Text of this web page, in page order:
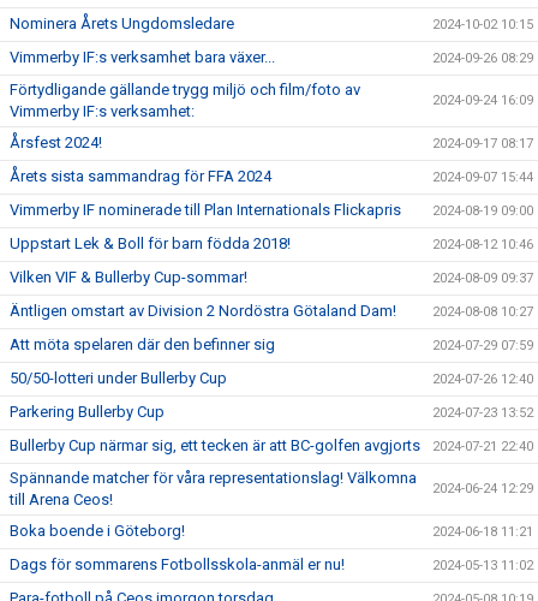
Nominera Årets Ungdomsledare 2024-10-02 10:15
Vimmerby IF:s verksamhet bara växer... 2024-09-26 08:29
Förtydligande gällande trygg miljö och film/foto av
Vimmerby IF:s verksamhet:
2024-09-24 16:09
Årsfest 2024! 2024-09-17 08:17
Årets sista sammandrag för FFA 2024 2024-09-07 15:44
Vimmerby IF nominerade till Plan Internationals Flickapris 2024-08-19 09:00
Uppstart Lek & Boll för barn födda 2018! 2024-08-12 10:46
Vilken VIF & Bullerby Cup-sommar! 2024-08-09 09:37
Äntligen omstart av Division 2 Nordöstra Götaland Dam! 2024-08-08 10:27
Att möta spelaren där den befinner sig 2024-07-29 07:59
50/50-lotteri under Bullerby Cup 2024-07-26 12:40
Parkering Bullerby Cup 2024-07-23 13:52
Bullerby Cup närmar sig, ett tecken är att BC-golfen avgjorts 2024-07-21 22:40
Spännande matcher för våra representationslag! Välkomna
till Arena Ceos!
2024-06-24 12:29
Boka boende i Göteborg! 2024-06-18 11:21
Dags för sommarens Fotbollsskola-anmäl er nu! 2024-05-13 11:02